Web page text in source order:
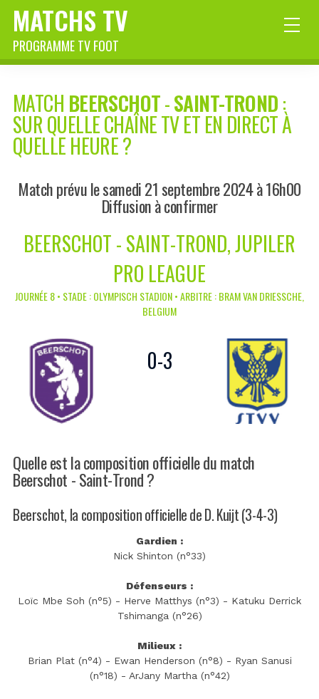
MATCHS TV
PROGRAMME TV FOOT
MATCH BEERSCHOT-SAINT-TROND:
SUR QUELLE CHAÎNE TV ET EN DIRECT À
QUELLE HEURE ?
Match prévu le samedi 21 septembre 2024 à 16h00
Diffusion à confirmer
BEERSCHOT - SAINT-TROND, JUPILER
PRO LEAGUE
JOURNÉE 8 • STADE : OLYMPISCH STADION • ARBITRE : BRAM VAN DRIESSCHE,
BELGIUM
0-3
Quelle est la composition officielle du match
Beerschot - Saint-Trond ?
Beerschot, la composition officielle de D. Kuijt (3-4-3)
Gardien :
Nick Shinton (n°33)
Défenseurs :
Loïc Mbe Soh (n°5) - Herve Matthys (n°3) - Katuku Derrick
Tshimanga (n°26)
Milieux :
Brian Plat (n°4) - Ewan Henderson (n°8) - Ryan Sanusi
(n°18) - ArJany Martha (n°42)